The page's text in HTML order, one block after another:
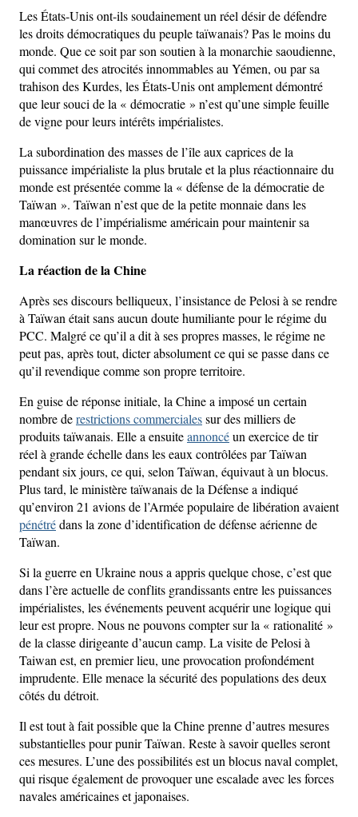
Les États-Unis ont-ils soudainement un réel désir de défendre
les droits démocratiques du peuple taïwanais? Pas le moins du
monde. Que ce soit par son soutien à la monarchie saoudienne,
qui commet des atrocités innommables au Yémen, ou par sa
trahison des Kurdes, les États-Unis ont amplement démontré
que leur souci de la « démocratie » n’est qu’une simple feuille
de vigne pour leurs intérêts impérialistes.
La subordination des masses de l’île aux caprices de la
puissance impérialiste la plus brutale et la plus réactionnaire du
monde est présentée comme la « défense de la démocratie de
Taïwan ». Taïwan n’est que de la petite monnaie dans les
manœuvres de l’impérialisme américain pour maintenir sa
domination sur le monde.
La réaction de la Chine
Après ses discours belliqueux, l’insistance de Pelosi à se rendre
à Taïwan était sans aucun doute humiliante pour le régime du
PCC. Malgré ce qu’il a dit à ses propres masses, le régime ne
peut pas, après tout, dicter absolument ce qui se passe dans ce
qu’il revendique comme son propre territoire.
En guise de réponse initiale, la Chine a imposé un certain
nombre derestrictions commercialessur des milliers de
produits taïwanais. Elle a ensuiteannoncéun exercice de tir
réel à grande échelle dans les eaux contrôlées par Taïwan
pendant six jours, ce qui, selon Taïwan, équivaut à un blocus.
Plus tard, le ministère taïwanais de la Défense a indiqué
qu’environ 21 avions de l’Armée populaire de libération avaient
pénétrédans la zone d’identification de défense aérienne de
Taïwan.
Si la guerre en Ukraine nous a appris quelque chose, c’est que
dans l’ère actuelle de conflits grandissants entre les puissances
impérialistes, les événements peuvent acquérir une logique qui
leur est propre. Nous ne pouvons compter sur la « rationalité »
de la classe dirigeante d’aucun camp. La visite de Pelosi à
Taiwan est, en premier lieu, une provocation profondément
imprudente. Elle menace la sécurité des populations des deux
côtés du détroit.
Il est tout à fait possible que la Chine prenne d’autres mesures
substantielles pour punir Taïwan. Reste à savoir quelles seront
ces mesures. L’une des possibilités est un blocus naval complet,
qui risque également de provoquer une escalade avec les forces
navales américaines et japonaises.